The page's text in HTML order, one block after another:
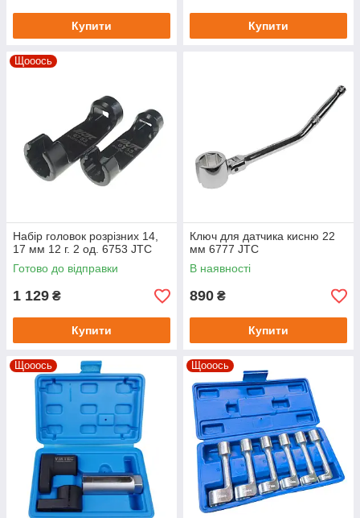
Купити Купити
Щооось
Набір головок розрізних 14,
17 мм 12 г. 2 од. 6753 JTC
Готово до відправки
1 129 ₴
Купити
Ключ для датчика кисню 22
мм 6777 JTC
В наявності
890 ₴
Купити
Щооось Щооось